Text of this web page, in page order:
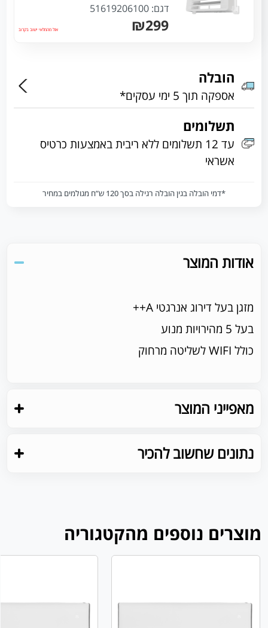
דגם: 51619206100
₪299 אזל מהמלאי ישוב בקרוב
הובלה
אספקה תוך 5 ימי עסקים*
תשלומים
עד 12 תשלומים ללא ריבית באמצעות כרטיס
אשראי
*דמי הובלה בגין הובלה רגילה בסך 120 ש”ח מגולמים במחיר
אודות המוצר
מזגן בעל דירוג אנרגטי A++
בעל 5 מהירויות מנוע
כולל WIFI לשליטה מרחוק
מאפייני המוצר
נתונים שחשוב להכיר
מוצרים נוספים מהקטגוריה